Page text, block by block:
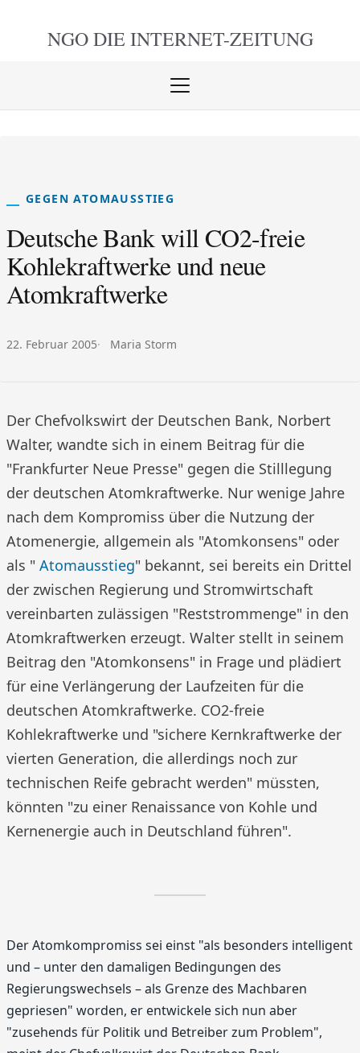
NGO DIE INTERNET-ZEITUNG
Menü
GEGEN ATOMAUSSTIEG
Deutsche Bank will CO2-freie
Kohlekraftwerke und neue
Atomkraftwerke
Veröffentlicht am:
22. Februar 2005 Autor:
Maria Storm
Der Chefvolkswirt der Deutschen Bank, Norbert
Walter, wandte sich in einem Beitrag für die
"Frankfurter Neue Presse" gegen die Stilllegung
der deutschen Atomkraftwerke. Nur wenige Jahre
nach dem Kompromiss über die Nutzung der
Atomenergie, allgemein als "Atomkonsens" oder
als " Atomausstieg" bekannt, sei bereits ein Drittel
der zwischen Regierung und Stromwirtschaft
vereinbarten zulässigen "Reststrommenge" in den
Atomkraftwerken erzeugt. Walter stellt in seinem
Beitrag den "Atomkonsens" in Frage und plädiert
für eine Verlängerung der Laufzeiten für die
deutschen Atomkraftwerke. CO2-freie
Kohlekraftwerke und "sichere Kernkraftwerke der
vierten Generation, die allerdings noch zur
technischen Reife gebracht werden" müssten,
könnten "zu einer Renaissance von Kohle und
Kernenergie auch in Deutschland führen".
Der Atomkompromiss sei einst "als besonders intelligent
und – unter den damaligen Bedingungen des
Regierungswechsels – als Grenze des Machbaren
gepriesen" worden, er entwickele sich nun aber
"zusehends für Politik und Betreiber zum Problem",